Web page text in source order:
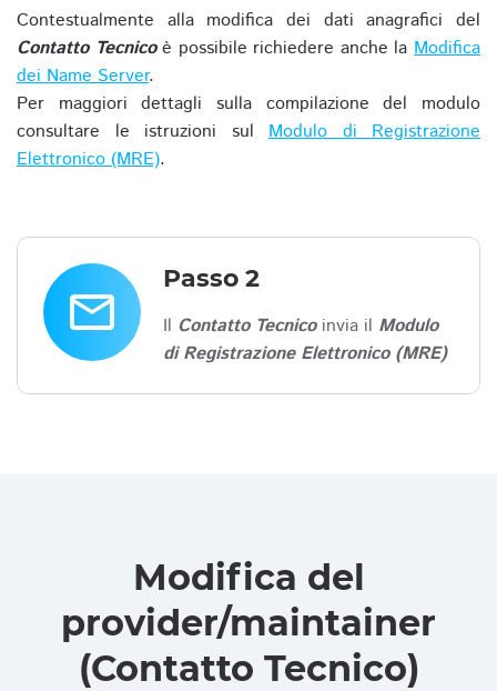
Contestualmente alla modifica dei dati anagrafici del
Contatto Tecnicoè possibile richiedere anche laModifica
dei Name Server.
Per maggiori dettagli sulla compilazione del modulo
consultare le istruzioni sul Modulo di Registrazione
Elettronico (MRE).
email
Passo 2
Il Contatto Tecnicoinvia il Modulo
di Registrazione Elettronico (MRE)
Modifica del
provider/maintainer
(Contatto Tecnico)